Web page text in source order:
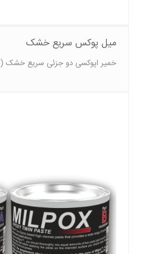
میل پوکس سریع خشک
خمیر اپوکسی دو جزئی سریع خشک (10دقیقه ای)